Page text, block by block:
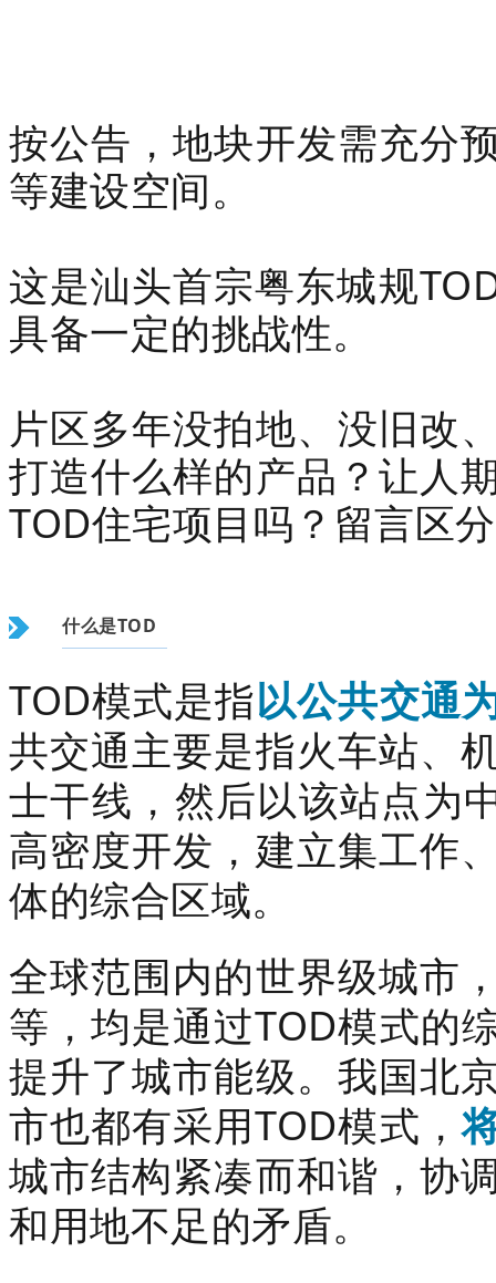
按公告，地块开发需充分
等建设空间。
这是汕头首宗粤东城规
具备一定的挑战性。
片区多年没拍地、没旧改
打造什么样的产品？让人
TOD住宅项目吗？留言区
什么是TOD
TOD模式是指以公共交通
共交通主要是指火车站、
士干线，然后以该站点为
高密度开发， 建立集工作
体的综合区域。
全球范围内的世界级城市
等，均是通过TOD模式的
提升了城市能级。我国北
市也都有采用TOD模式，
城市结构紧凑而和谐，协
和用地不足的矛盾。